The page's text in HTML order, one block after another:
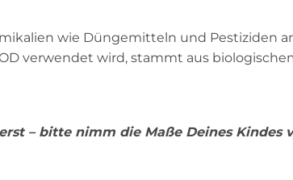
wie Düngemitteln und Pestiziden
verwendet wird, stammt aus
– bitte nimm die Maße Deines Kindes